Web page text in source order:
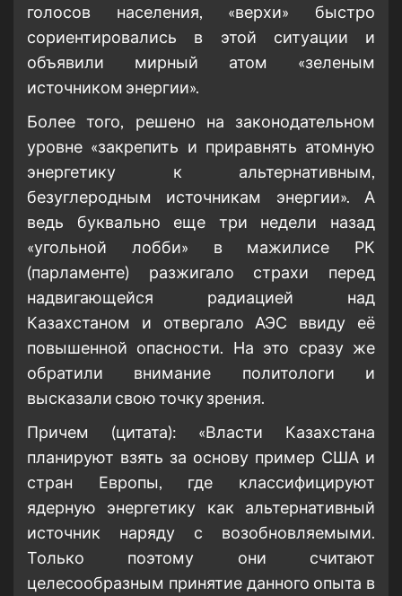
голосов населения, «верхи» быстро
сориентировались в этой ситуации и
объявили мирный атом «зеленым
источником энергии».
Более того, решено на законодательном
уровне «закрепить и приравнять атомную
энергетику к альтернативным,
безуглеродным источникам энергии». А
ведь буквально еще три недели назад
«угольной лобби» в мажилисе РК
(парламенте) разжигало страхи перед
надвигающейся радиацией над
Казахстаном и отвергало АЭС ввиду её
повышенной опасности. На это сразу же
обратили внимание политологи и
высказали свою точку зрения.
Причем (цитата): «Власти Казахстана
планируют взять за основу пример США и
стран Европы, где классифицируют
ядерную энергетику как альтернативный
источник наряду с возобновляемыми.
Только поэтому они считают
целесообразным принятие данного опыта в